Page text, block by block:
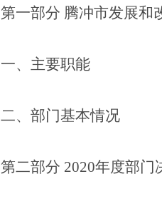
第一部分 腾冲市发展和
一、主要职能
二、部门基本情况
第二部分 2020年度部门